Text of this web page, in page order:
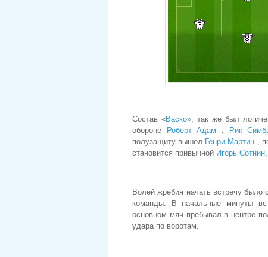
Состав «Васко», так же был
обороне Роберт Адам Рик
полузащиту вышел Генри Мартин ,
становится привычной Игорь Сотнин
Волей жребия начать встречу
команды. В начальные минуты
основном мяч пребывал в центре
удара по воротам.